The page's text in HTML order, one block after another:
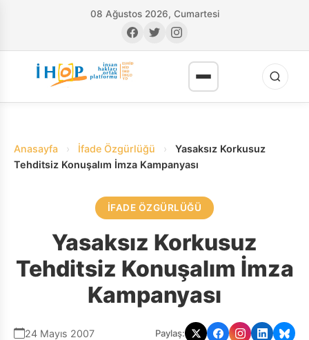
08 Ağustos 2026, Cumartesi
Anasayfa › İfade Özgürlüğü ›
Yasaksız Korkusuz
Tehditsiz Konuşalım İmza Kampanyası
İFADE ÖZGÜRLÜĞÜ
Yasaksız Korkusuz
Tehditsiz Konuşalım İmza
Kampanyası
24 Mayıs 2007 Paylaş: